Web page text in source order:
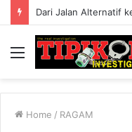
Menu
Home / RAGAM